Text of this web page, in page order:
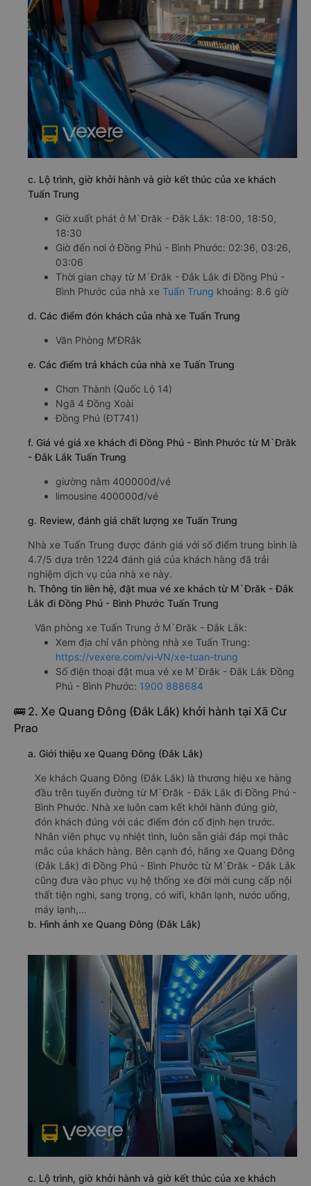
c. Lộ trình, giờ khởi hành và giờ kết thúc của xe khách
Tuấn Trung
Giờ xuất phát ở M`Đrăk - Đắk Lắk: 18:00, 18:50,
18:30
Giờ đến nơi ở Đồng Phú - Bình Phước: 02:36, 03:26,
03:06
Thời gian chạy từ M`Đrăk - Đắk Lắk đi Đồng Phú -
Bình Phước của nhà xe Tuấn Trung khoảng: 8.6 giờ
d. Các điểm đón khách của nhà xe Tuấn Trung
Văn Phòng M’ĐRắk
e. Các điểm trả khách của nhà xe Tuấn Trung
Chơn Thành (Quốc Lộ 14)
Ngã 4 Đồng Xoài
Đồng Phú (ĐT741)
f. Giá vé giá xe khách đi Đồng Phú - Bình Phước từ M`Đrăk
- Đắk Lắk Tuấn Trung
giường nằm 400000đ/vé
limousine 400000đ/vé
g. Review, đánh giá chất lượng xe Tuấn Trung
Nhà xe Tuấn Trung được đánh giá với số điểm trung bình là
4.7/5 dựa trên 1224 đánh giá của khách hàng đã trải
nghiệm dịch vụ của nhà xe này.
h. Thông tin liên hệ, đặt mua vé xe khách từ M`Đrăk - Đắk
Lắk đi Đồng Phú - Bình Phước Tuấn Trung
Văn phòng xe Tuấn Trung ở M`Đrăk - Đắk Lắk:
Xem địa chỉ văn phòng nhà xe Tuấn Trung:
https://vexere.com/vi-VN/xe-tuan-trung
Số điện thoại đặt mua vé xe M`Đrăk - Đắk Lắk Đồng
Phú - Bình Phước: 1900 888684
🚌 2. Xe Quang Đông (Đắk Lắk) khởi hành tại Xã Cư
Prao
a. Giới thiệu xe Quang Đông (Đắk Lắk)
Xe khách Quang Đông (Đắk Lắk) là thương hiệu xe hàng
đầu trên tuyến đường từ M`Đrăk - Đắk Lắk đi Đồng Phú -
Bình Phước. Nhà xe luôn cam kết khởi hành đúng giờ,
đón khách đúng với các điểm đón cố định hẹn trước.
Nhân viên phục vụ nhiệt tình, luôn sẵn giải đáp mọi thắc
mắc của khách hàng. Bên cạnh đó, hãng xe Quang Đông
(Đắk Lắk) đi Đồng Phú - Bình Phước từ M`Đrăk - Đắk Lắk
cũng đưa vào phục vụ hệ thống xe đời mới cung cấp nội
thất tiện nghi, sang trọng, có wifi, khăn lạnh, nước uống,
máy lạnh,…
b. Hình ảnh xe Quang Đông (Đắk Lắk)
c. Lộ trình, giờ khởi hành và giờ kết thúc của xe khách